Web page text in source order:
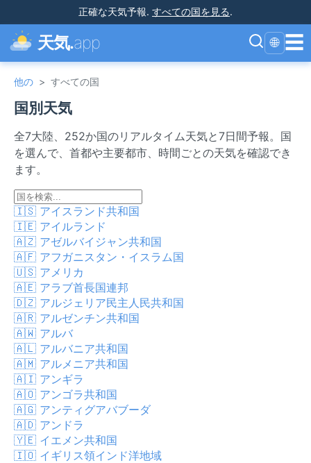
正確な天気予報. すべての国を見る.
天気.app 🌐 ☰
他の > すべての国
国別天気
全7大陸、252か国のリアルタイム天気と7日間予報。国
を選んで、首都や主要都市、時間ごとの天気を確認でき
ます。
🇮🇸 アイスランド共和国
🇮🇪 アイルランド
🇦🇿 アゼルバイジャン共和国
🇦🇫 アフガニスタン・イスラム国
🇺🇸 アメリカ
🇦🇪 アラブ首長国連邦
🇩🇿 アルジェリア民主人民共和国
🇦🇷 アルゼンチン共和国
🇦🇼 アルバ
🇦🇱 アルバニア共和国
🇦🇲 アルメニア共和国
🇦🇮 アンギラ
🇦🇴 アンゴラ共和国
🇦🇬 アンティグアバブーダ
🇦🇩 アンドラ
🇾🇪 イエメン共和国
🇮🇴 イギリス領インド洋地域